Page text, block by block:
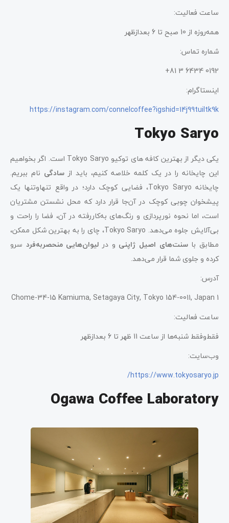
ساعت فعالیت:
همه‌روزه از 10 صبح تا 6 بعدازظهر
شماره تماس:
0192 6434 3 81+
اینستاگرام:
https://instagram.com/connelcoffee?igshid=14j99tuiltk9k
Tokyo Saryo
یکی دیگر از بهترین کافه ‌های توکیو Tokyo Saryo است. اگر بخواهیم
این چایخانه را در یک کلمه خلاصه کنیم، باید از سادگی نام ببریم.
چایخانه Tokyo Saryo، فضایی کوچک دارد؛ در واقع تنهاوتنها یک
پیشخوان چوبی کوچک در آن‌جا قرار دارد که محل نشستن مشتریان
است، اما نحوه نورپردازی و رنگ‌های به‌کاررفته در آن، فضا را راحت و
بی‌آلایش جلوه می‌دهد. Tokyo Saryo، چای را به بهترین شکل ممکن،
مطابق باسنت‌های اصیل ژاپنی و در لیوان‌هایی منحصربه‌فرد سرو
کرده و جلوی شما قرار می‌دهد.
آدرس:
1 Chome-34-15 Kamiuma, Setagaya City, Tokyo 154-0011, Japan
ساعت فعالیت:
فقط‌وفقط شنبه‌ها از ساعت 11 ظهر تا 6 بعدازظهر
وب‌سایت:
https://www.tokyosaryo.jp/
Ogawa Coffee Laboratory